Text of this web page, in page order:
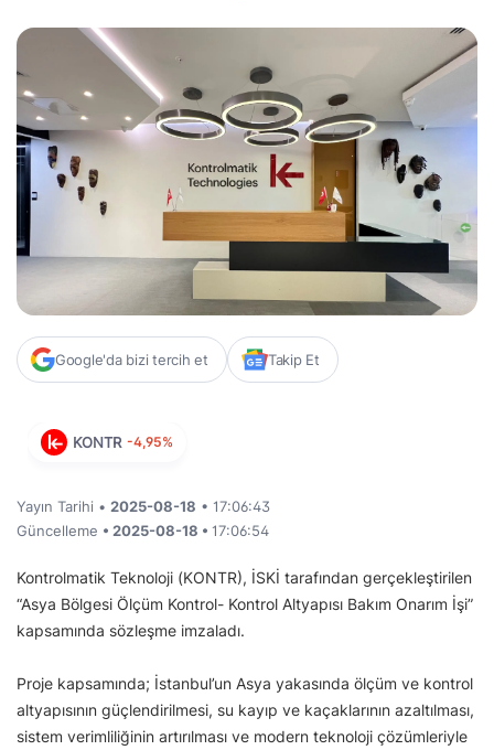
Google'da bizi tercih et Takip Et
KONTR -4,95%
Yayın Tarihi • 2025-08-18 • 17:06:43
Güncelleme • 2025-08-18 • 17:06:54
Kontrolmatik Teknoloji (KONTR), İSKİ tarafından gerçekleştirilen
“Asya Bölgesi Ölçüm Kontrol- Kontrol Altyapısı Bakım Onarım İşi”
kapsamında sözleşme imzaladı.
Proje kapsamında; İstanbul’un Asya yakasında ölçüm ve kontrol
altyapısının güçlendirilmesi, su kayıp ve kaçaklarının azaltılması,
sistem verimliliğinin artırılması ve modern teknoloji çözümleriyle